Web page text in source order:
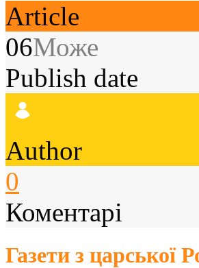
Article
06Може
Publish date
Author
0
Коментарі
Газети з царської